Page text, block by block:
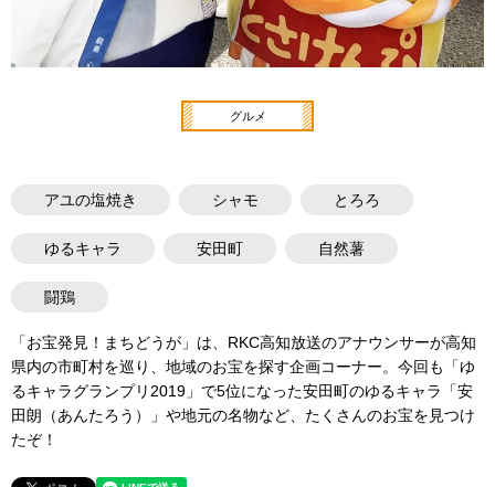
グルメ
アユの塩焼き シャモ とろろ
ゆるキャラ 安田町 自然薯
闘鶏
「お宝発見！まちどうが」は、RKC高知放送のアナウンサーが高知
県内の市町村を巡り、地域のお宝を探す企画コーナー。今回も「ゆ
るキャラグランプリ2019」で5位になった安田町のゆるキャラ「安
田朗（あんたろう）」や地元の名物など、たくさんのお宝を見つけ
たぞ！